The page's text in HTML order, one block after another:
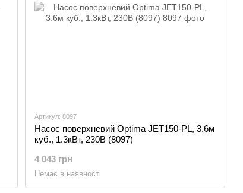
Артикул: 8097
Насос поверхневий Optima JET150-PL, 3.6м
куб., 1.3кВт, 230В (8097)
4 043 грн
Немає в наявності